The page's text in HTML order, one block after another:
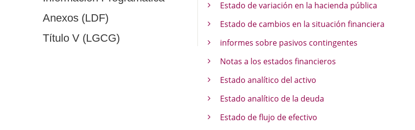
Anexos (LDF)
Título V (LGCG)
Estado de variación en la hacienda pública
Estado de cambios en la situación financiera
informes sobre pasivos contingentes
Notas a los estados financieros
Estado analítico del activo
Estado analítico de la deuda
Estado de flujo de efectivo